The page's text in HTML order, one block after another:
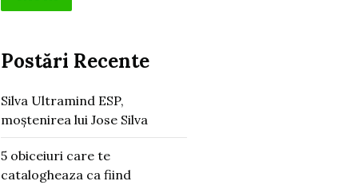
Postări Recente
Silva Ultramind ESP,
moștenirea lui Jose Silva
5 obiceiuri care te
catalogheaza ca fiind